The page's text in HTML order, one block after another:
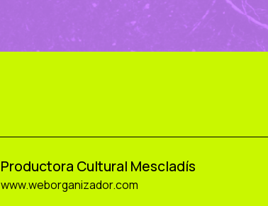
Productora Cultural Mescladís
www.weborganizador.com